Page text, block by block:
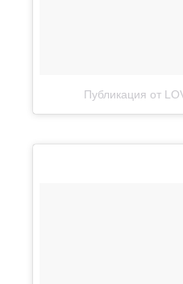
Публикация от